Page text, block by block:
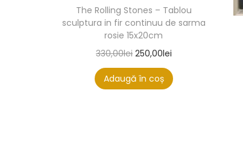
The Rolling Stones – Tablou
sculptura in fir continuu de sarma
rosie 15x20cm
330,00lei 250,00lei
Adaugă în coș